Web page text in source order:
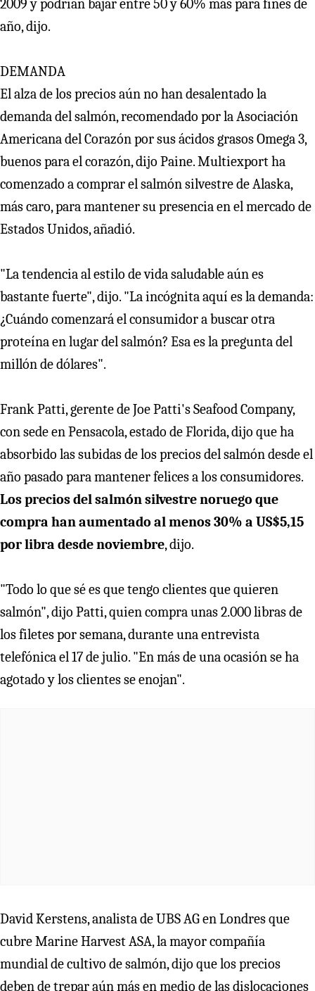
2009 y podrían bajar entre 50 y 60% más para fines de
año, dijo.
DEMANDA
El alza de los precios aún no han desalentado la
demanda del salmón, recomendado por la Asociación
Americana del Corazón por sus ácidos grasos Omega 3,
buenos para el corazón, dijo Paine. Multiexport ha
comenzado a comprar el salmón silvestre de Alaska,
más caro, para mantener su presencia en el mercado de
Estados Unidos, añadió.
"La tendencia al estilo de vida saludable aún es
bastante fuerte", dijo. "La incógnita aquí es la demanda:
¿Cuándo comenzará el consumidor a buscar otra
proteína en lugar del salmón? Esa es la pregunta del
millón de dólares".
Frank Patti, gerente de Joe Patti's Seafood Company,
con sede en Pensacola, estado de Florida, dijo que ha
absorbido las subidas de los precios del salmón desde el
año pasado para mantener felices a los consumidores.
Los precios del salmón silvestre noruego que
compra han aumentado al menos 30% a US$5,15
por libra desde noviembre, dijo.
"Todo lo que sé es que tengo clientes que quieren
salmón", dijo Patti, quien compra unas 2.000 libras de
los filetes por semana, durante una entrevista
telefónica el 17 de julio. "En más de una ocasión se ha
agotado y los clientes se enojan".
David Kerstens, analista de UBS AG en Londres que
cubre Marine Harvest ASA, la mayor compañía
mundial de cultivo de salmón, dijo que los precios
deben de trepar aún más en medio de las dislocaciones